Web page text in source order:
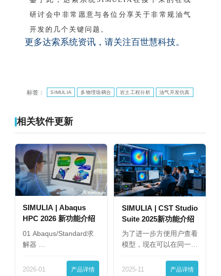
研讨会中非常愿意与各位分享关于非常规油气
开发的几个关键问题。
更多达索系统资讯，请关注百世慧科技。
标签： SIMULIA 多物理场耦合 岩土工程分析 油气开发仿真
相关软件更新
SIMULIA | Abaqus
HPC 2026 新功能介绍
01 Abaqus/Standard求
解器 …
2026-01 产品详情
SIMULIA | CST Studio
Suite 2025新功能介绍
为了进一步方便用户查看
模型，现在可以在同一
2025-11 产品详情